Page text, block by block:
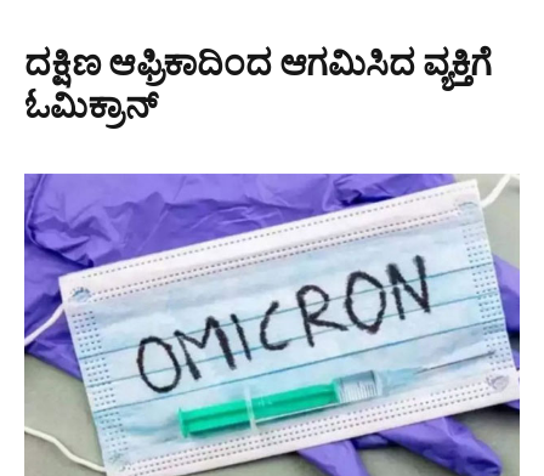
ದಕ್ಷಿಣ ಆಫ್ರಿಕಾದಿಂದ ಆಗಮಿಸಿದ ವ್ಯಕ್ತಿಗೆ
ಓಮಿಕ್ರಾನ್